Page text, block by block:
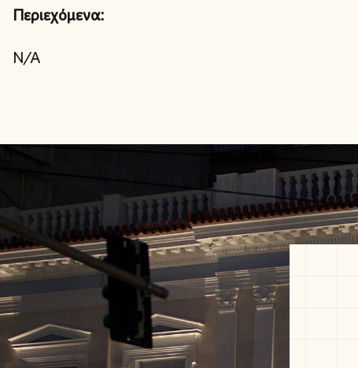
Περιεχόμενα:
N/A